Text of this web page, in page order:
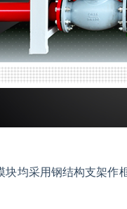
均采用钢结构支架